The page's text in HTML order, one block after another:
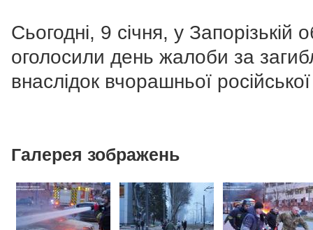
Сьогодні, 9 січня, у Запорізькій
оголосили день жалоби за
внаслідок вчорашньої
Галерея зображень